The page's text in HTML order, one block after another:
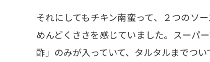
それにしてもチキン南蛮って、２つのソ
めんどくささを感じていました。スーパ
酢」のみが入っていて、タルタルまでつ